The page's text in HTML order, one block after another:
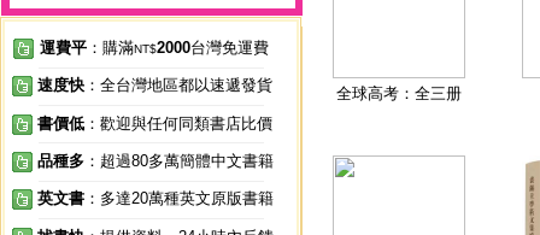
運費平 ：購滿NT$2000台灣免運費
速度快 ：全台灣地區都以速遞發貨
書價低 ：歡迎與任何同類書店比價
品種多 ：超過80多萬簡體中文書籍
英文書 ：多達20萬種英文原版書籍
全球高考：全三册